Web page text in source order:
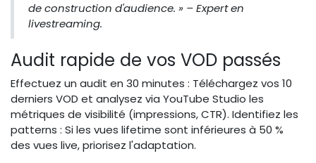
de construction d'audience. » – Expert en
livestreaming.
Audit rapide de vos VOD passés
Effectuez un audit en 30 minutes : Téléchargez vos 10
derniers VOD et analysez via YouTube Studio les
métriques de visibilité (impressions, CTR). Identifiez les
patterns : Si les vues lifetime sont inférieures à 50 %
des vues live, priorisez l'adaptation.